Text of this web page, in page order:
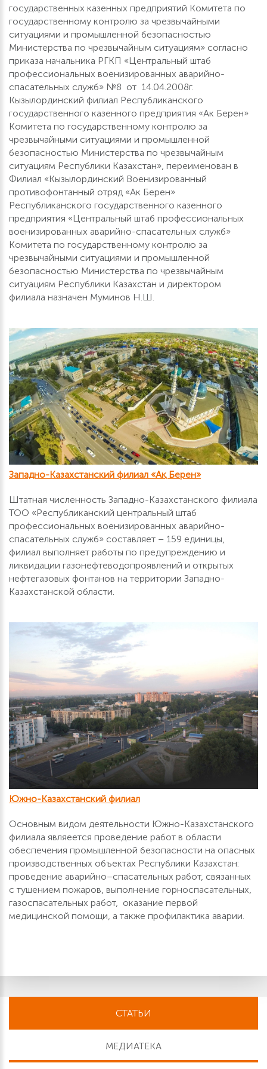
государственных казенных предприятий Комитета по
государственному контролю за чрезвычайными
ситуациями и промышленной безопасностью
Министерства по чрезвычайным ситуациям» согласно
приказа начальника РГКП «Центральный штаб
профессиональных военизированных аварийно-
спасательных служб» №8 от 14.04.2008г.
Кызылординский филиал Республиканского
государственного казенного предприятия «Ак Берен»
Комитета по государственному контролю за
чрезвычайными ситуациями и промышленной
безопасностью Министерства по чрезвычайным
ситуациям Республики Казахстан», переименован в
Филиал «Кызылординский Военизированный
противофонтанный отряд «Ак Берен»
Республиканского государственного казенного
предприятия «Центральный штаб профессиональных
военизированных аварийно-спасательных служб»
Комитета по государственному контролю за
чрезвычайными ситуациями и промышленной
безопасностью Министерства по чрезвычайным
ситуациям Республики Казахстан и директором
филиала назначен Муминов Н.Ш.
Западно-Казахстанский филиал «Ақ Берен»
Штатная численность Западно-Казахстанского филиала
ТОО «Республиканский центральный штаб
профессиональных военизированных аварийно-
спасательных служб» составляет – 159 единицы,
филиал выполняет работы по предупреждению и
ликвидации газонефтеводопроявлений и открытых
нефтегазовых фонтанов на территории Западно-
Казахстанской области.
Южно-Казахстанский филиал
Основным видом деятельности Южно-Казахстанского
филиала являеется проведение работ в области
обеспечения промышленной безопасности на опасных
производственных объектах Республики Казахстан:
проведение аварийно–спасательных работ, связанных
с тушением пожаров, выполнение горноспасательных,
газоспасательных работ, оказание первой
медицинской помощи, а также профилактика аварии.
СТАТЬИ
МЕДИАТЕКА